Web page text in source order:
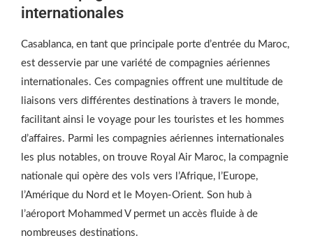
internationales
Casablanca, en tant que principale porte d’entrée du Maroc,
est desservie par une variété de compagnies aériennes
internationales. Ces compagnies offrent une multitude de
liaisons vers différentes destinations à travers le monde,
facilitant ainsi le voyage pour les touristes et les hommes
d’affaires. Parmi les compagnies aériennes internationales
les plus notables, on trouve Royal Air Maroc, la compagnie
nationale qui opère des vols vers l’Afrique, l’Europe,
l’Amérique du Nord et le Moyen-Orient. Son hub à
l’aéroport Mohammed V permet un accès fluide à de
nombreuses destinations.